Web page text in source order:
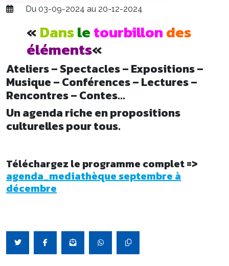
Du 03-09-2024 au 20-12-2024
«Dansletourbillondes
éléments«
Ateliers – Spectacles – Expositions –
Musique – Conférences – Lectures –
Rencontres – Contes…
Un agenda riche en propositions
culturelles pour tous.
Téléchargez le programme complet =>
agenda_mediathèque septembre à
décembre